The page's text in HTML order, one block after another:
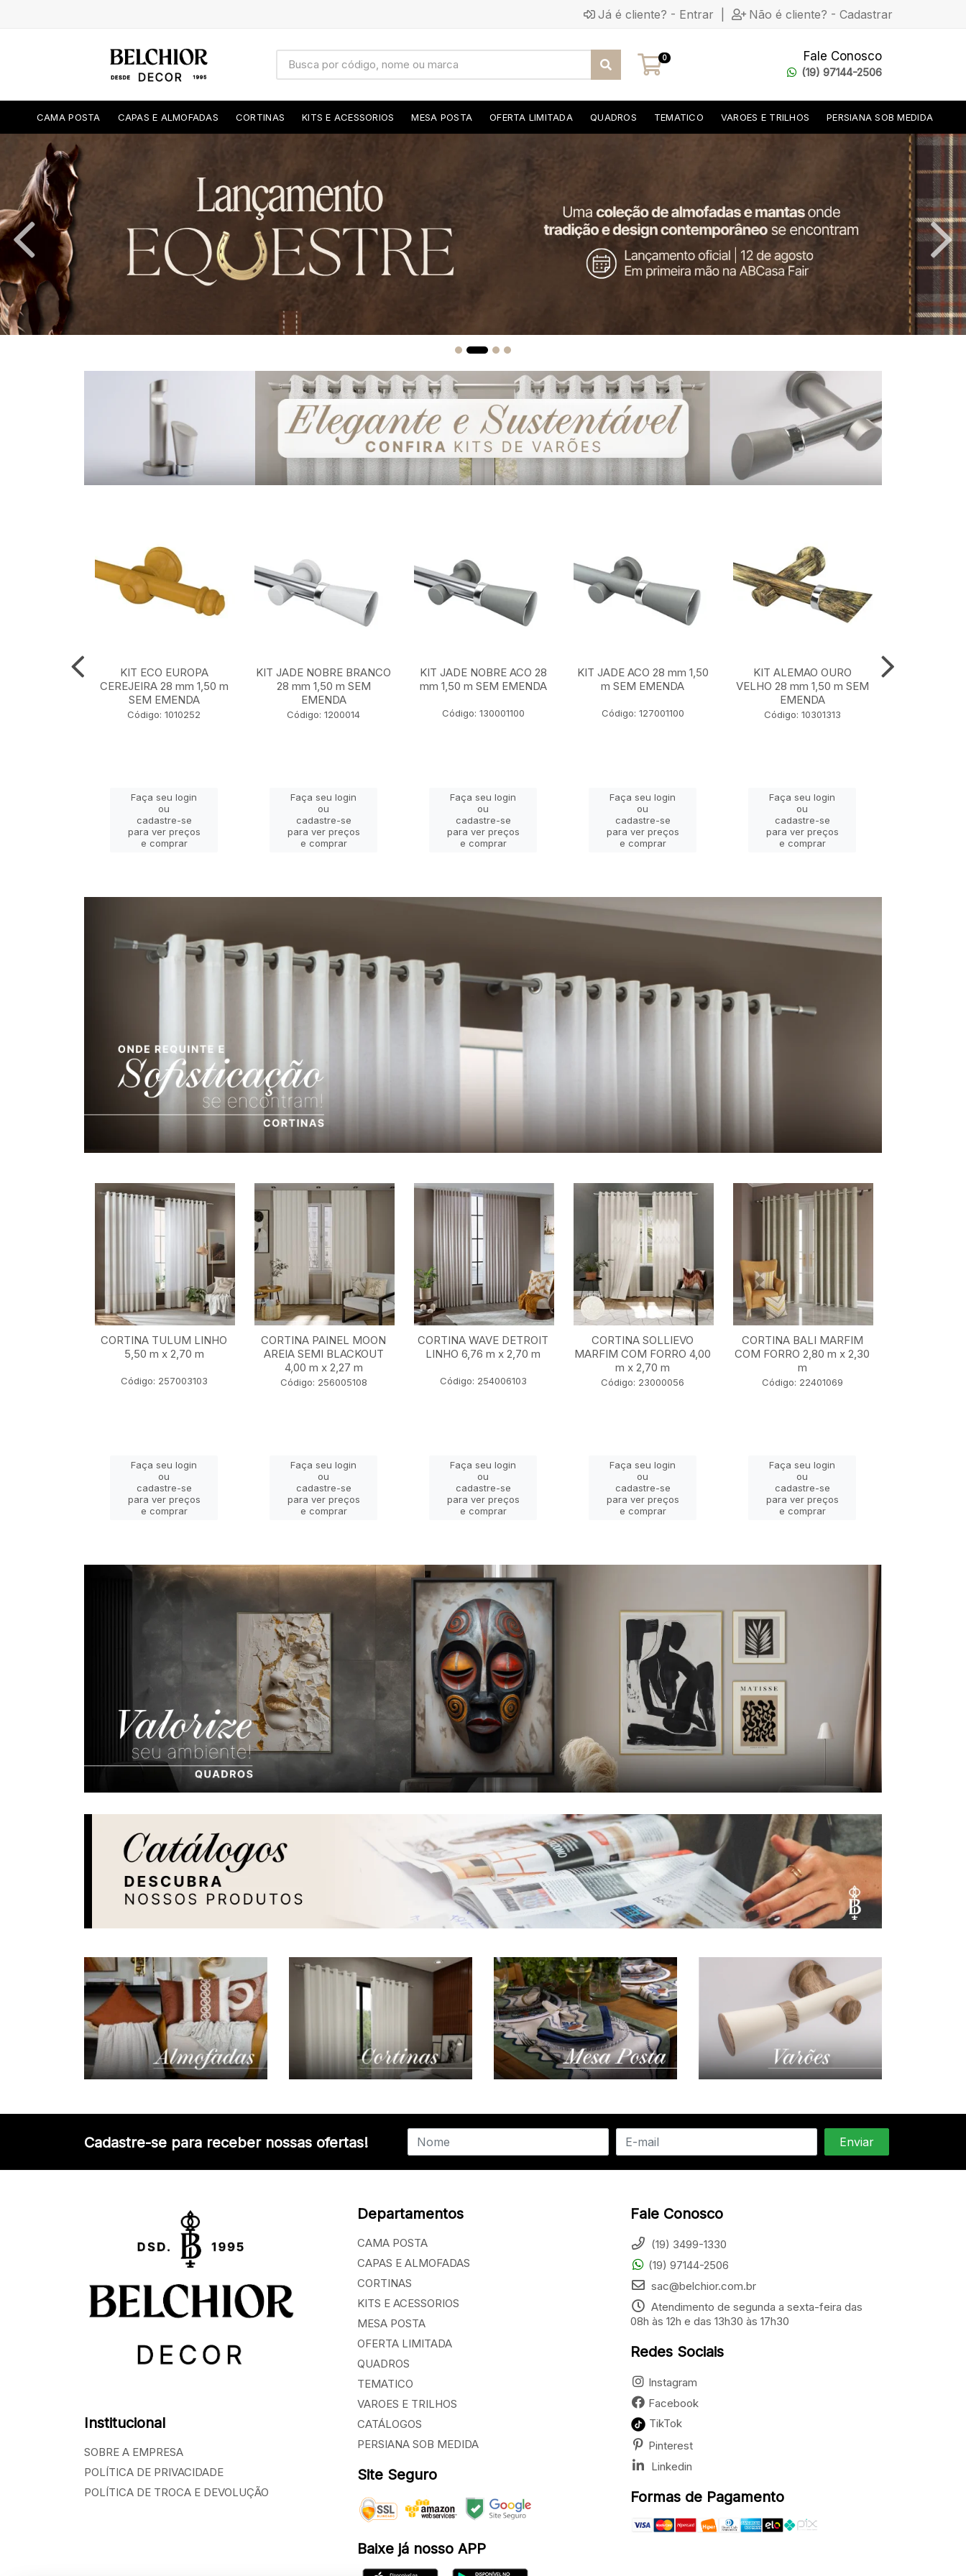
Já é cliente? - Entrar Não é cliente? - Cadastrar
0 Fale Conosco
(19) 97144-2506
CAMA POSTA CAPAS E ALMOFADAS CORTINAS KITS E ACESSORIOS MESA POSTA OFERTA LIMITADA QUADROS TEMATICO VAROES E TRILHOS PERSIANA SOB MEDIDA
KIT ECO EUROPA
CEREJEIRA 28 mm 1,50 m
SEM EMENDA
Código: 1010252
Faça seu login
ou
cadastre-se
para ver preços
e comprar
KIT JADE NOBRE BRANCO
28 mm 1,50 m SEM
EMENDA
Código: 1200014
Faça seu login
ou
cadastre-se
para ver preços
e comprar
KIT JADE NOBRE ACO 28
mm 1,50 m SEM EMENDA
Código: 130001100
Faça seu login
ou
cadastre-se
para ver preços
e comprar
KIT JADE ACO 28 mm 1,50
m SEM EMENDA
Código: 127001100
Faça seu login
ou
cadastre-se
para ver preços
e comprar
KIT ALEMAO OURO
VELHO 28 mm 1,50 m SEM
EMENDA
Código: 10301313
Faça seu login
ou
cadastre-se
para ver preços
e comprar
CORTINA TULUM LINHO
5,50 m x 2,70 m
Código: 257003103
Faça seu login
ou
cadastre-se
para ver preços
e comprar
CORTINA PAINEL MOON
AREIA SEMI BLACKOUT
4,00 m x 2,27 m
Código: 256005108
Faça seu login
ou
cadastre-se
para ver preços
e comprar
CORTINA WAVE DETROIT
LINHO 6,76 m x 2,70 m
Código: 254006103
Faça seu login
ou
cadastre-se
para ver preços
e comprar
CORTINA SOLLIEVO
MARFIM COM FORRO 4,00
m x 2,70 m
Código: 23000056
Faça seu login
ou
cadastre-se
para ver preços
e comprar
CORTINA BALI MARFIM
COM FORRO 2,80 m x 2,30
m
Código: 22401069
Faça seu login
ou
cadastre-se
para ver preços
e comprar
Cadastre-se para receber nossas ofertas!
Institucional
SOBRE A EMPRESA
POLÍTICA DE PRIVACIDADE
POLÍTICA DE TROCA E DEVOLUÇÃO
Departamentos
CAMA POSTA
CAPAS E ALMOFADAS
CORTINAS
KITS E ACESSORIOS
MESA POSTA
OFERTA LIMITADA
QUADROS
TEMATICO
VAROES E TRILHOS
CATÁLOGOS
PERSIANA SOB MEDIDA
Site Seguro
Baixe já nosso APP
Fale Conosco
(19) 3499-1330
(19) 97144-2506
sac@belchior.com.br
Atendimento de segunda a sexta-feira das
08h às 12h e das 13h30 às 17h30
Redes Sociais
Instagram
Facebook
TikTok
Pinterest
Linkedin
Formas de Pagamento